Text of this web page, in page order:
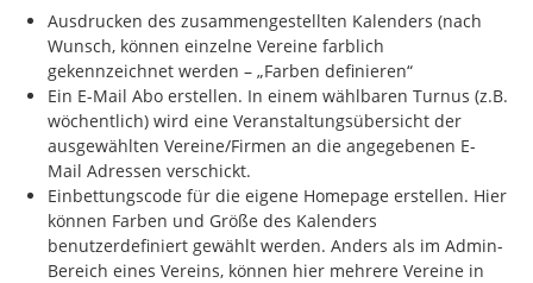
Ausdrucken des zusammengestellten Kalenders (nach
Wunsch, können einzelne Vereine farblich
gekennzeichnet werden – „Farben definieren“
Ein E-Mail Abo erstellen. In einem wählbaren Turnus (z.B.
wöchentlich) wird eine Veranstaltungsübersicht der
ausgewählten Vereine/Firmen an die angegebenen E-
Mail Adressen verschickt.
Einbettungscode für die eigene Homepage erstellen. Hier
können Farben und Größe des Kalenders
benutzerdefiniert gewählt werden. Anders als im Admin-
Bereich eines Vereins, können hier mehrere Vereine in